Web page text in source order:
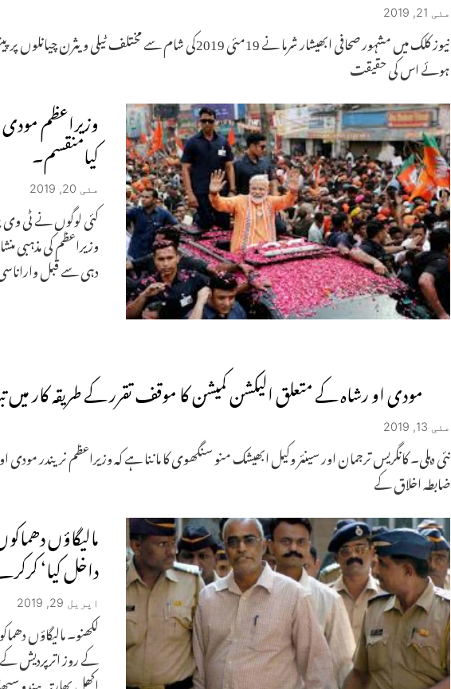
مئی 21, 2019
نیوز کلک میں مشہور صحافی ابھیشار شرما نے 19مئی 2019کی شام
ہوئے اس کی حقیقت
وزیراعظم
کیامنقسم۔
مئی 20, 2019
کئی لوگوں نے ٹی وی
وزیراعظم کی مذہبی
دہی سے قبل
مودی او رشاہ کے متعلق الیکشن کمیشن کا موقف تقرر کے طریقہ کار میں
مئی 13, 2019
نئی دہلی۔ کانگریس ترجمان اور سینئر وکیل ابھیشک منو سنگھوی کا ماننا ہے کہ وزیراعظم نریندر
ضابطہ اخلاق کے
مالیگاؤں
داخل کیا‘
اپریل 29, 2019
لکھنو۔ مالیگاؤں
کے روز اترپردیش کے